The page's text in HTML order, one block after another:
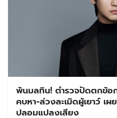
พ้นมลทิน! ตำรวจปัดตกข้อ
คบหา-ล่วงละเมิดผู้เยาว์ เ
ปลอมแปลงเสียง